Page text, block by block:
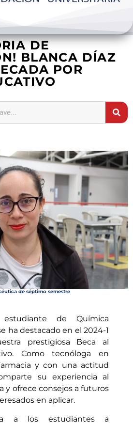
DE
BLANCA DÍAZ
POR
de séptimo semestre
estudiante de Química
ha destacado en el 2024-1
prestigiosa Beca al
Como tecnóloga en
y con una actitud
su experiencia al
y ofrece consejos a futuros
en aplicar.
a los estudiantes a